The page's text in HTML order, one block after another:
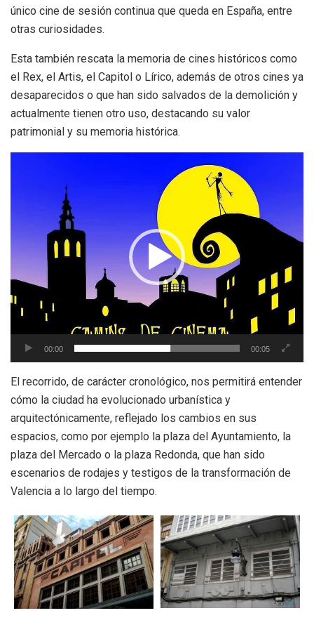
único cine de sesión continua que queda en España, entre
otras curiosidades.
Esta también rescata la memoria de cines históricos como
el Rex, el Artis, el Capitol o Lírico, además de otros cines ya
desaparecidos o que han sido salvados de la demolición y
actualmente tienen otro uso, destacando su valor
patrimonial y su memoria histórica.
00:00 00:05
El recorrido, de carácter cronológico, nos permitirá entender
cómo la ciudad ha evolucionado urbanística y
arquitectónicamente, reflejado los cambios en sus
espacios, como por ejemplo la plaza del Ayuntamiento, la
plaza del Mercado o la plaza Redonda, que han sido
escenarios de rodajes y testigos de la transformación de
Valencia a lo largo del tiempo.